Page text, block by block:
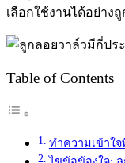
เลือกใช้งานได้อย่าง
Table of Contents
ทำความเข้าใจ